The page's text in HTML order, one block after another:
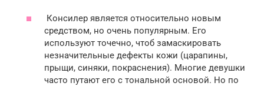
Консилер является относительно новым
средством, но очень популярным. Его
используют точечно, чтоб замаскировать
незначительные дефекты кожи (царапины,
прыщи, синяки, покраснения). Многие девушки
часто путают его с тональной основой. Но по